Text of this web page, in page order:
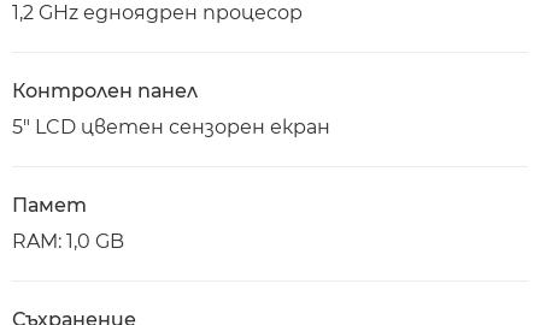
1,2 GHz едноядрен процесор
Контролен панел
5" LCD цветен сензорен екран
Памет
RAM: 1,0 GB
Съхранение